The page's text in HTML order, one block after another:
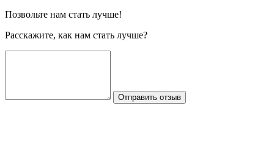
Позвольте нам стать лучше!
Расскажите, как нам стать лучше?
Отправить отзыв